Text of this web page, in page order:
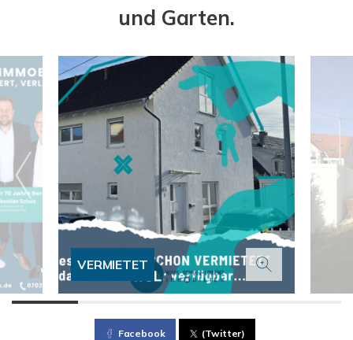
und Garten.
VERMIETET
Facebook (Twitter)